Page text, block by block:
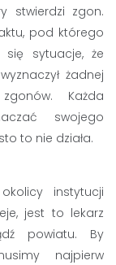
stwierdzi zgon.
pod którego
się sytuacje, że
żadnej
Każda
swojego
to nie działa.
instytucji
jest to lekarz
powiatu. By
najpierw